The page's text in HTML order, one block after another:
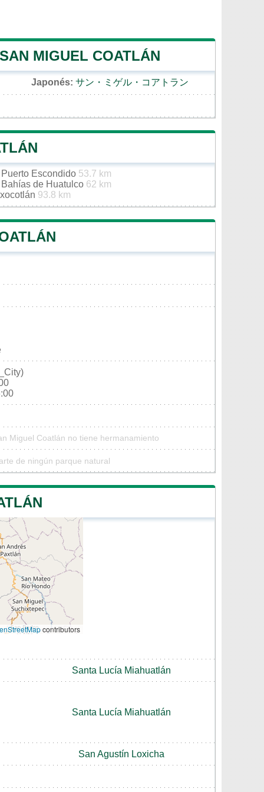
MIGUEL COATLÁN
Japonés: サン・ミゲル・コアトラン
Escondido 53.7 km
de Huatulco 62 km
93.8 km
Miguel Coatlán no tiene hermanamiento
de ningún parque natural
contributors
Santa Lucía Miahuatlán
Santa Lucía Miahuatlán
San Agustín Loxicha